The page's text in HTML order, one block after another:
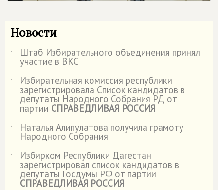
Новости
˙ Штаб Избирательного объединения принял
участие в ВКС
˙
Избирательная комиссия республики
зарегистрировала Список кандидатов в
депутаты Народного Собрания РД от
партии СПРАВЕДЛИВАЯ РОССИЯ
˙
Наталья Алипулатова получила грамоту
Народного Собрания
˙
Избирком Республики Дагестан
зарегистрировал список кандидатов в
депутаты Госдумы РФ от партии
СПРАВЕДЛИВАЯ РОССИЯ